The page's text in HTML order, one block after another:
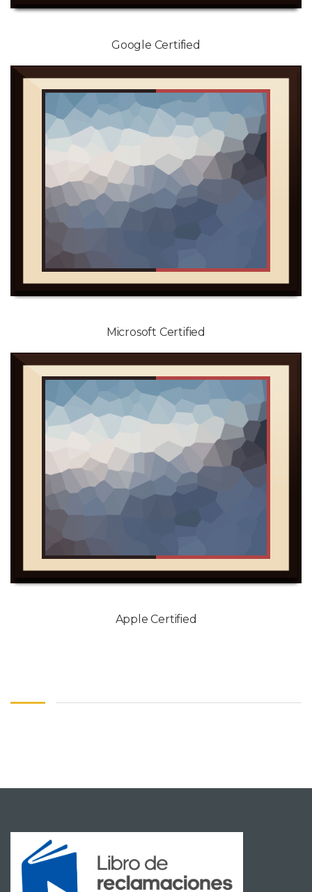
Google Certified
Microsoft Certified
Apple Certified